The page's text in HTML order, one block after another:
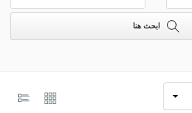
ابحث هنا